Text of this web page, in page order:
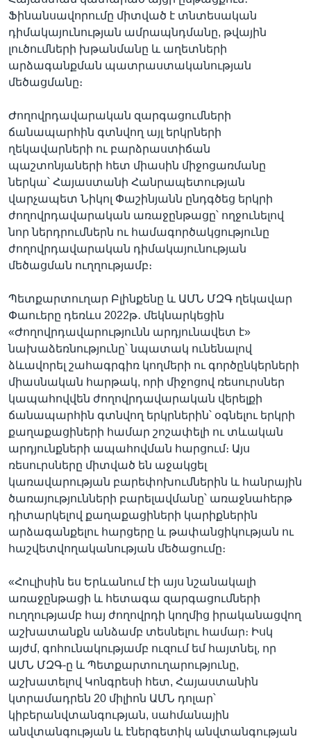
Ֆինանսավորումը միտված է տնտեսական
դիմակայունության ամրապնդմանը, թվային
լուծումների խթանմանը և աղետների
արձագանքման պատրաստականության
մեծացմանը։
Ժողովրդավարական զարգացումների
ճանապարհին գտնվող այլ երկրների
ղեկավարների ու բարձրաստիճան
պաշտոնյաների հետ միասին միջոցառմանը
ներկա՝ Հայաստանի Հանրապետության
վարչապետ Նիկոլ Փաշինյանն ընդգծեց երկրի
ժողովրդավարական առաջընթացը՝ ողջունելով
նոր ներդրումներն ու համագործակցությունը
ժողովրդավարական դիմակայունության
մեծացման ուղղությամբ։
Պետքարտուղար Բլինքենը և ԱՄՆ ՄԶԳ ղեկավար
Փաուերը դեռևս 2022թ․ մեկնարկեցին
«Ժողովրդավարությունն արդյունավետ է»
նախաձեռնությունը՝ նպատակ ունենալով
ձևավորել շահագրգիռ կողմերի ու գործընկերների
միասնական հարթակ, որի միջոցով ռեսուրսներ
կապահովվեն ժողովրդավարական վերելքի
ճանապարհին գտնվող երկրներին՝ օգնելու երկրի
քաղաքացիների համար շոշափելի ու տևական
արդյունքների ապահովման հարցում։ Այս
ռեսուրսները միտված են աջակցել
կառավարության բարեփոխումներին և հանրային
ծառայությունների բարելավմանը՝ առաջնահերթ
դիտարկելով քաղաքացիների կարիքներին
արձագանքելու հարցերը և թափանցիկության ու
հաշվետվողականության մեծացումը։
«Հուլիսին ես Երևանում էի այս նշանակալի
առաջընթացի և հետագա զարգացումների
ուղղությամբ հայ ժողովրդի կողմից իրականացվող
աշխատանքն անձամբ տեսնելու համար։ Իսկ
այժմ, գոհունակությամբ ուզում եմ հայտնել, որ
ԱՄՆ ՄԶԳ-ը և Պետքարտուղարությունը,
աշխատելով Կոնգրեսի հետ, Հայաստանին
կտրամադրեն 20 միլիոն ԱՄՆ դոլար՝
կիբերանվտանգության, սահմանային
անվտանգության և էներգետիկ անվտանգության